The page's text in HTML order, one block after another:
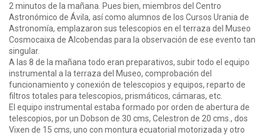
2 minutos de la mañana. Pues bien, miembros del Centro
Astronómico de Ávila, así como alumnos de los Cursos Urania de
Astronomía, emplazaron sus telescopios en el terraza del Museo
Cosmocaixa de Alcobendas para la observación de ese evento tan
singular.
A las 8 de la mañana todo eran preparativos, subir todo el equipo
instrumental a la terraza del Museo, comprobación del
funcionamiento y conexión de telescopios y equipos, reparto de
filtros totales para telescopios, prismáticos, cámaras, etc.
El equipo instrumental estaba formado por orden de abertura de
telescopios, por un Dobson de 30 cms, Celestron de 20 cms., dos
Vixen de 15 cms, uno con montura ecuatorial motorizada y otro